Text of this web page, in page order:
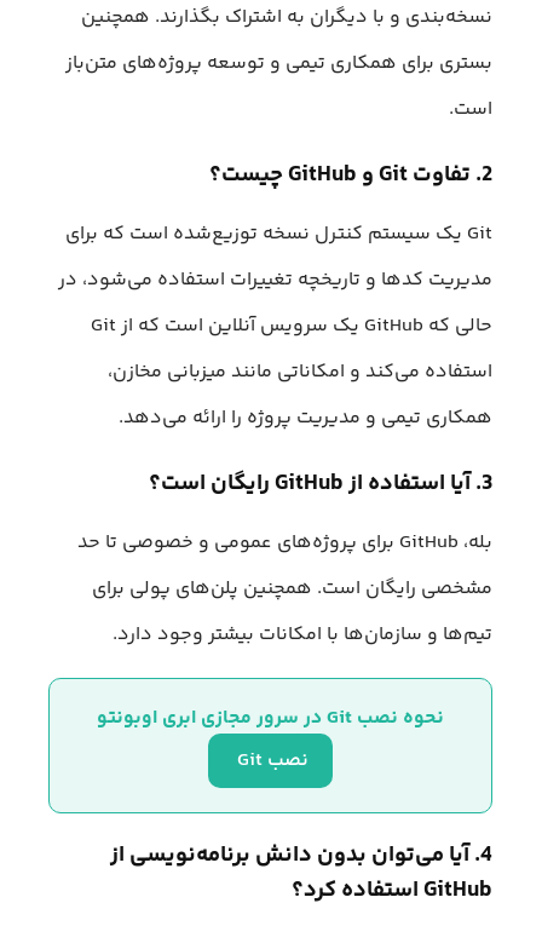
نسخه‌بندی و با دیگران به اشتراک بگذارند. همچنین
بستری برای همکاری تیمی و توسعه پروژه‌های متن‌باز
است.
2. تفاوت Git و GitHub چیست؟
Git یک سیستم کنترل نسخه توزیع‌شده است که برای
مدیریت کدها و تاریخچه تغییرات استفاده می‌شود، در
حالی که GitHub یک سرویس آنلاین است که از Git
استفاده می‌کند و امکاناتی مانند میزبانی مخازن،
همکاری تیمی و مدیریت پروژه را ارائه می‌دهد.
3. آیا استفاده از GitHub رایگان است؟
بله، GitHub برای پروژه‌های عمومی و خصوصی تا حد
مشخصی رایگان است. همچنین پلن‌های پولی برای
تیم‌ها و سازمان‌ها با امکانات بیشتر وجود دارد.
نحوه نصب Git در سرور مجازی ابری اوبونتو
نصب Git
4. آیا می‌توان بدون دانش برنامه‌نویسی از
GitHub استفاده کرد؟